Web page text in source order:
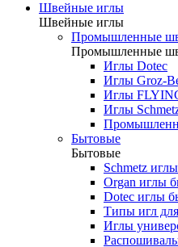
Швейные иглы
Швейные иглы
Промышленные
Промышленные
Иглы Dotec
Иглы Groz-
Иглы
Иглы
Бытовые
Бытовые
Schmetz
Organ иглы
Dotec иглы
Типы игл
Иглы